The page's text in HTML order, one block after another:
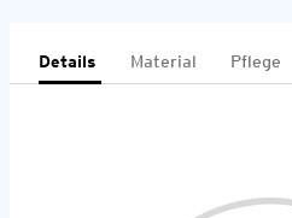
Details Material Pflege